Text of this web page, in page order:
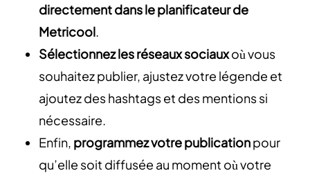
directement dans le planificateur de
Metricool.
Sélectionnez les réseaux sociauxoù vous
souhaitez publier, ajustez votre légende et
ajoutez des hashtags et des mentions si
nécessaire.
Enfin, programmez votre publicationpour
qu’elle soit diffusée au moment où votre